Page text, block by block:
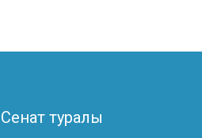
Сенат туралы